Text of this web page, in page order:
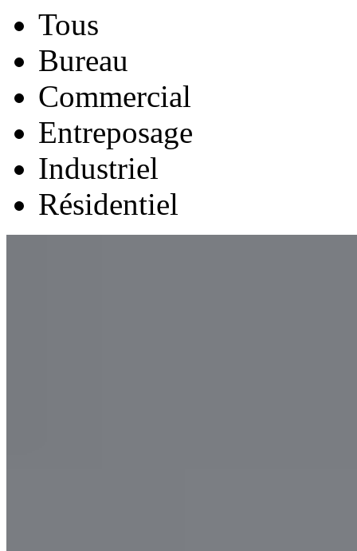
Tous
Bureau
Commercial
Entreposage
Industriel
Résidentiel